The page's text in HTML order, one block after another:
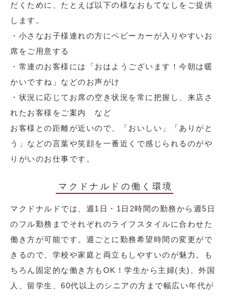
だくために、たとえば以下の様なおもてなしをご提供
します。
・小さなお子様連れの方にベビーカーが入りやすいお
席をご用意する
・常連のお客様には「おはようございます！今朝は暖
かいですね」などのお声がけ
・状況に応じてお席の空き状況を常に把握し、来店さ
れたお客様をご案内 など
お客様との距離が近いので、「おいしい」「ありがと
う」などの言葉や笑顔を一番近くで感じられるのがや
りがいのお仕事です。
マクドナルドの働く環境
マクドナルドでは、週1日・1日2時間の勤務から週5日
のフル勤務までそれぞれのライフスタイルに合わせた
働き方が可能です。週ごとに勤務希望時間の変更がで
きるので、学校や家庭と両立もしやすいのが魅力。も
ちろん固定的な働き方もOK！学生から主婦(夫)、外国
人、留学生、60代以上のシニアの方まで幅広い年代が